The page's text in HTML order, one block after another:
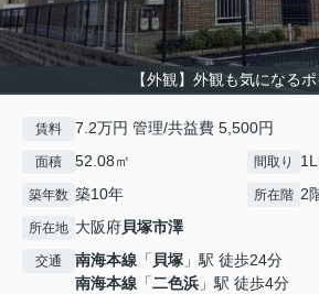
【外観】外観も気になる
賃料 7.2万円 管理/共益費 5,500円
面積 52.08㎡ 間取り
築年数 築10年 所在階 2
所在地 大阪府貝塚市澤
交通 南海本線 「 貝塚 」駅 徒歩24分
南海本線 「二色浜 」駅 徒歩4分